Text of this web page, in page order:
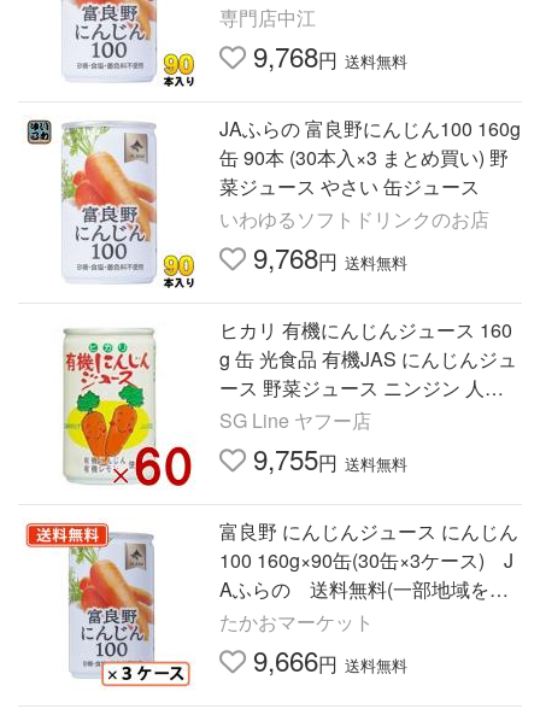
専門店中江
9,768円 送料無料
JAふらの 富良野にんじん100 160g
缶 90本 (30本入×3 まとめ買い) 野
菜ジュース やさい 缶ジュース
いわゆるソフトドリンクのお店
9,768円 送料無料
ヒカリ 有機にんじんジュース 160
g 缶 光食品 有機JAS にんじんジュ
ース 野菜ジュース ニンジン 人参
有機 オーガニック 60個
SG Line ヤフー店
9,755円 送料無料
富良野 にんじんジュース にんじん
100 160g×90缶(30缶×3ケース) J
Aふらの 送料無料(一部地域を除
く)
たかおマーケット
9,666円 送料無料